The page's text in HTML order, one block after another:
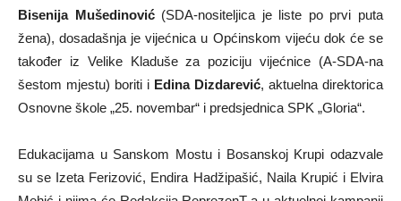
Bisenija Mušedinović(SDA-nositeljica je liste po prvi puta
žena), dosadašnja je vijećnica u Općinskom vijeću dok će se
također iz Velike Kladuše za poziciju vijećnice (A-SDA-na
šestom mjestu) boriti i Edina Dizdarević, aktuelna direktorica
Osnovne škole „25. novembar“ i predsjednica SPK „Gloria“.
Edukacijama u Sanskom Mostu i Bosanskoj Krupi odazvale
su se Izeta Ferizović, Endira Hadžipašić, Naila Krupić i Elvira